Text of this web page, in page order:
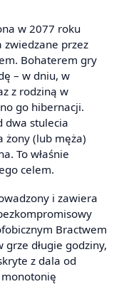
w 2077 roku
zwiedzane przez
Bohaterem gry
– w dniu, w
z rodziną w
go hibernacji.
dwa stulecia
żony (lub męża)
To właśnie
celem.
i zawiera
Bractwem
długie godziny,
z dala od